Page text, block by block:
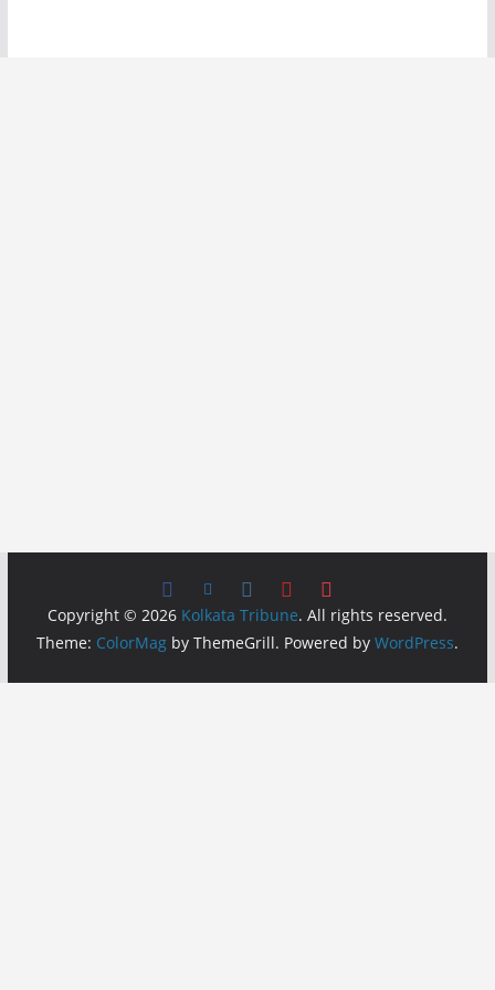
Copyright © 2026 Kolkata Tribune. All rights reserved.
Theme: ColorMagby ThemeGrill. Powered by WordPress.